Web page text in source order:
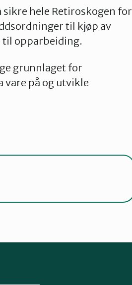
hele Retiroskogen for
til kjøp av
opparbeiding.
grunnlaget for
vare på og utvikle